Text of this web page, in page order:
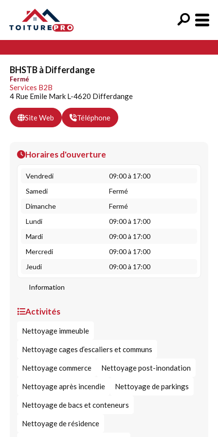
BHSTB à Differdange
Fermé
Services B2B
4 Rue Emile Mark L-4620 Differdange
Site Web Téléphone
Horaires d'ouverture
Vendredi
09:00 à 17:00
Samedi
Fermé
Dimanche
Fermé
Lundi
09:00 à 17:00
Mardi
09:00 à 17:00
Mercredi
09:00 à 17:00
Jeudi
09:00 à 17:00
Information
Activités
Nettoyage immeuble
Nettoyage cages d’escaliers et communs
Nettoyage commerce Nettoyage post-inondation
Nettoyage après incendie Nettoyage de parkings
Nettoyage de bacs et conteneurs
Nettoyage de résidence